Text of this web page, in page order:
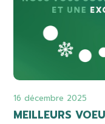
16 décembre 2025
MEILLEURS